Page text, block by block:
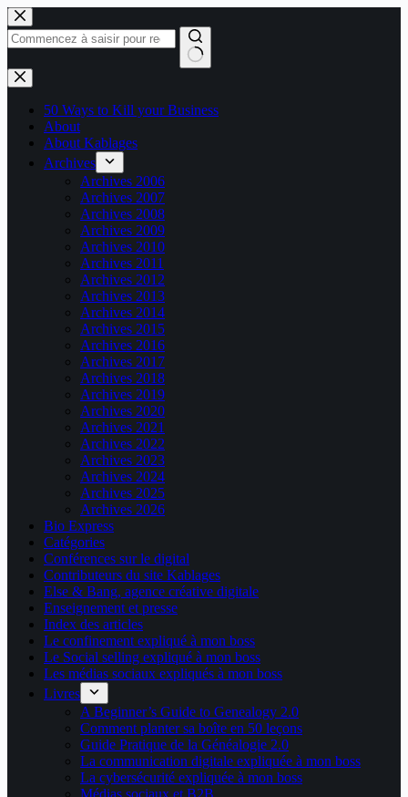
Passer
au
contenu
Aucun
résultat
50 Ways to Kill your Business
About
About Kablages
Archives
Archives 2006
Archives 2007
Archives 2008
Archives 2009
Archives 2010
Archives 2011
Archives 2012
Archives 2013
Archives 2014
Archives 2015
Archives 2016
Archives 2017
Archives 2018
Archives 2019
Archives 2020
Archives 2021
Archives 2022
Archives 2023
Archives 2024
Archives 2025
Archives 2026
Bio Express
Catégories
Conférences sur le digital
Contributeurs du site Kablages
Else & Bang, agence créative digitale
Enseignement et presse
Index des articles
Le confinement expliqué à mon boss
Le Social selling expliqué à mon boss
Les médias sociaux expliqués à mon boss
Livres
A Beginner’s Guide to Genealogy 2.0
Comment planter sa boîte en 50 leçons
Guide Pratique de la Généalogie 2.0
La communication digitale expliquée à mon boss
La cybersécurité expliquée à mon boss
Médias sociaux et B2B